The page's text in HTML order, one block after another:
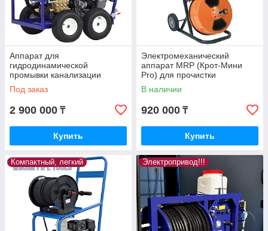
Аппарат для
гидродинамической
промывки канализации
Посейдон B24
Под заказ
2 900 000 ₸
Купить
Электромеханический
аппарат MRP (Крот-Мини
Pro) для прочистки
канализации - wikomkz.kz
В наличии
920 000 ₸
Купить
Компактный, легкий Электропривод!!!